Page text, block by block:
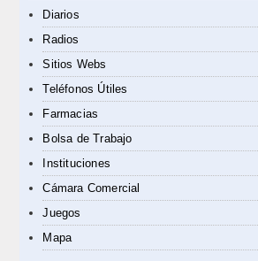
Diarios
Radios
Sitios Webs
Teléfonos Útiles
Farmacias
Bolsa de Trabajo
Instituciones
Cámara Comercial
Juegos
Mapa